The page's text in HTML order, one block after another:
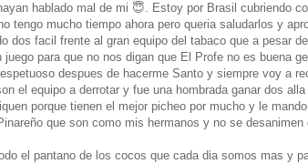
hablado mal de mi 😇. Estoy por Brasil cubriendo
tengo mucho tiempo ahora pero queria saludarlos y
dos facil frente al gran equipo del tabaco que a pesar
juego para que no nos digan que El Profe no es buena
despues de hacerme Santo y siempre voy a
el equipo a derrotar y fue una hombrada ganar dos
porque tienen el mejor picheo por mucho y le
que son como mis hermanos y no se
el pantano de los cocos que cada dia somos mas y